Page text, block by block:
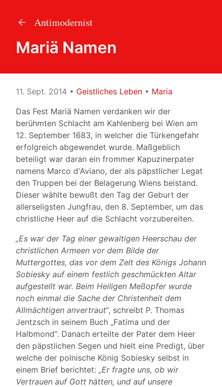
Antimodernist
Mariä Namen
11. Sept. 2014 • Geistliches Leben • Maria
Das Fest Mariä Namen verdanken wir der
berühmten Schlacht am Kahlenberg bei Wien am
12. September 1683, in welcher die Türkengefahr
erfolgreich abgewendet wurde. Maßgeblich
beteiligt war daran ein frommer Kapuzinerpater
namens Marco d'Aviano, der als päpstlicher Legat
den Truppen bei der Belagerung Wiens beistand.
Dieser wählte bewußt den Tag der Geburt der
allerseligsten Jungfrau, den 8. September, um das
christliche Heer auf die Schlacht vorzubereiten.
„Es war der Tag einer gewaltigen Heerschau der
christlichen Armeen vor dem Bilde der
Muttergottes, das vor dem Zelt des Königs Johann
Sobiesky auf einem festlich geschmückten Altar
aufgestellt war. Beim Heiligen Meßopfer wurde
noch einmal die Sache der Christenheit dem
Allmächtigen anvertraut“, schreibt P. Thomas
Jentzsch in seinem Buch „Fatima und der
Halbmond“. Danach erteilte der Pater dem Heer
den päpstlichen Segen und hielt eine Predigt, über
welche der polnische König Sobiesky selbst in
einem Brief berichtet: „Er fragte uns, ob wir
Vertrauen auf Gott hätten, und auf unsere